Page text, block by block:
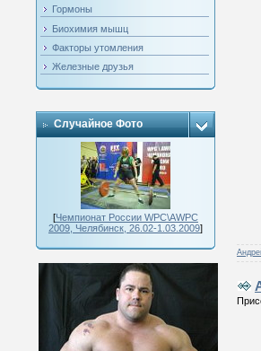
Гормоны
Биохимия мышц
Факторы утомления
Железные друзья
Случайное Фото
[Чемпионат России WPC\AWPC
2009, Челябинск, 26.02-1.03.2009]